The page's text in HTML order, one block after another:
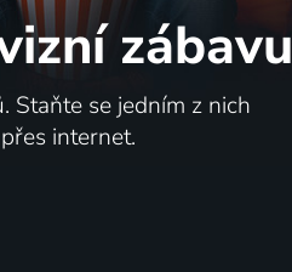
zábavu
Staňte se jedním z nich
internet.